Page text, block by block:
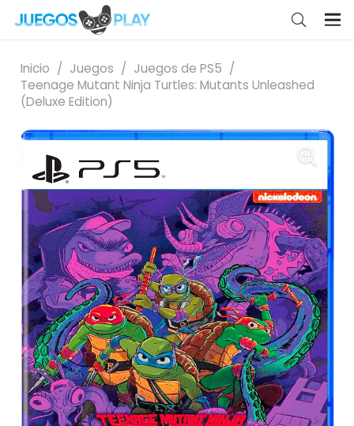
Inicio / Juegos / Juegos de PS5 /
Teenage Mutant Ninja Turtles: Mutants Unleashed
(Deluxe Edition)